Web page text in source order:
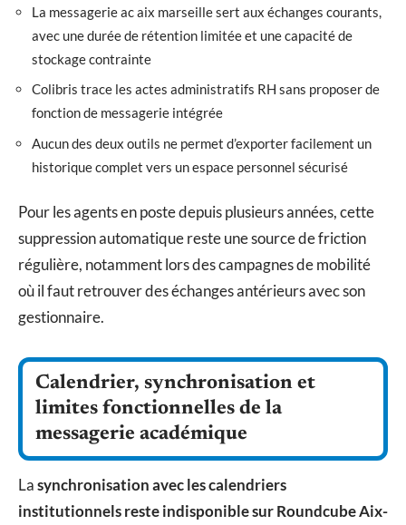
La messagerie ac aix marseille sert aux échanges courants,
avec une durée de rétention limitée et une capacité de
stockage contrainte
Colibris trace les actes administratifs RH sans proposer de
fonction de messagerie intégrée
Aucun des deux outils ne permet d’exporter facilement un
historique complet vers un espace personnel sécurisé
Pour les agents en poste depuis plusieurs années, cette
suppression automatique reste une source de friction
régulière, notamment lors des campagnes de mobilité
où il faut retrouver des échanges antérieurs avec son
gestionnaire.
Calendrier, synchronisation et
limites fonctionnelles de la
messagerie académique
Lasynchronisation avec les calendriers
institutionnels reste indisponible sur Roundcube Aix-